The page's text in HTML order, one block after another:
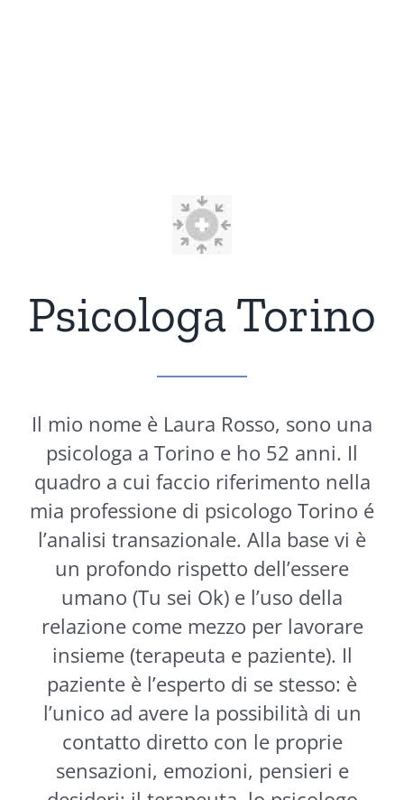
Psicologa Torino
Il mio nome è Laura Rosso, sono una
psicologa a Torino e ho 52 anni. Il
quadro a cui faccio riferimento nella
mia professione di psicologo Torino é
l’analisi transazionale. Alla base vi è
un profondo rispetto dell’essere
umano (Tu sei Ok) e l’uso della
relazione come mezzo per lavorare
insieme (terapeuta e paziente). Il
paziente è l’esperto di se stesso: è
l’unico ad avere la possibilità di un
contatto diretto con le proprie
sensazioni, emozioni, pensieri e